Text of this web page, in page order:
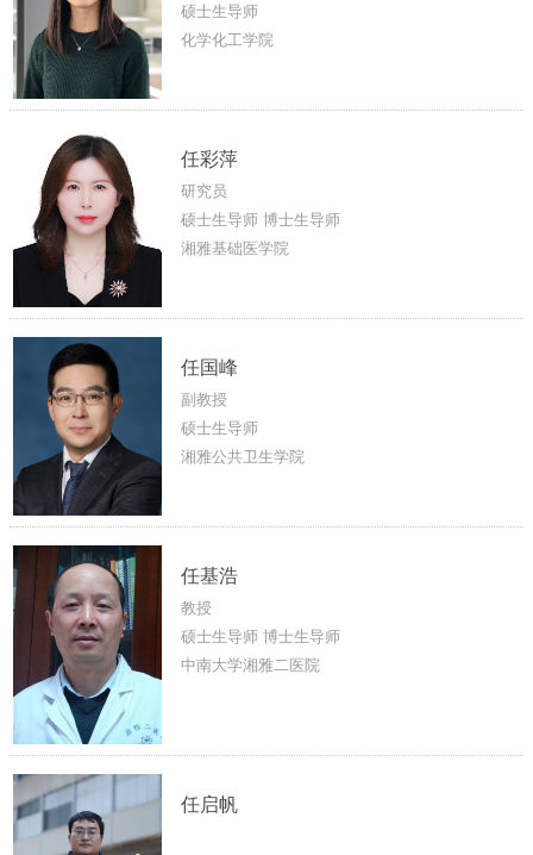
硕士生导师
化学化工学院
任彩萍
研究员
硕士生导师 博士生导师
湘雅基础医学院
任国峰
副教授
硕士生导师
湘雅公共卫生学院
任基浩
教授
硕士生导师 博士生导师
中南大学湘雅二医院
任启帆